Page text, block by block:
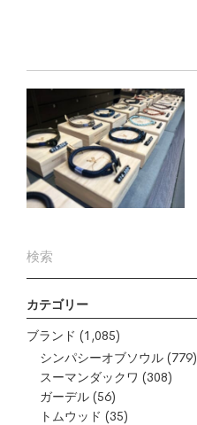
カテゴリー
ブランド (1,085)
シンパシーオブソウル (779)
スーマンダックワ (308)
ガーデル (56)
トムウッド (35)